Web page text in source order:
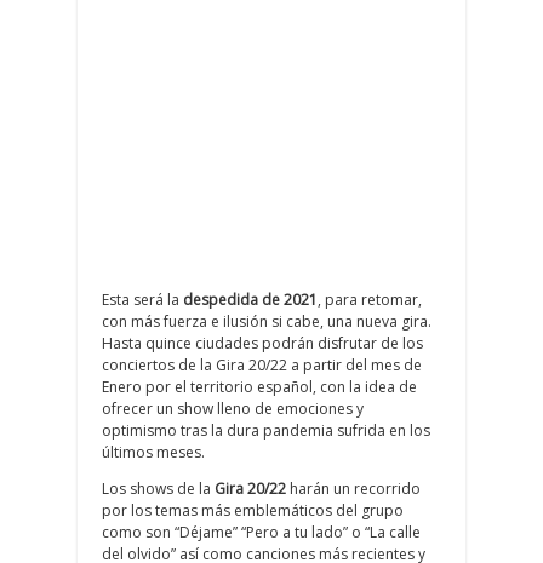
Esta será la despedida de 2021, para retomar,
con más fuerza e ilusión si cabe, una nueva gira.
Hasta quince ciudades podrán disfrutar de los
conciertos de la Gira 20/22 a partir del mes de
Enero por el territorio español, con la idea de
ofrecer un show lleno de emociones y
optimismo tras la dura pandemia sufrida en los
últimos meses.
Los shows de la Gira 20/22 harán un recorrido
por los temas más emblemáticos del grupo
como son “Déjame” “Pero a tu lado” o “La calle
del olvido” así como canciones más recientes y